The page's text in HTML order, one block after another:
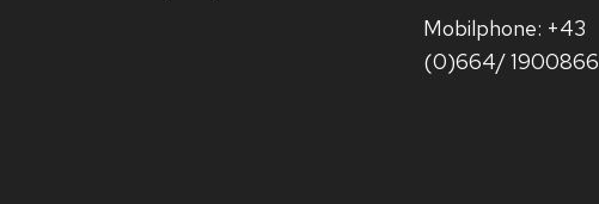
Mobilphone: +43
(0)664/ 1900866